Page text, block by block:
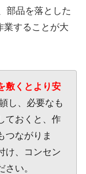
部品を落とした
業することが大
敷くとより安
し、必要なも
ておくと、作
つながりま
け、コンセン
い。